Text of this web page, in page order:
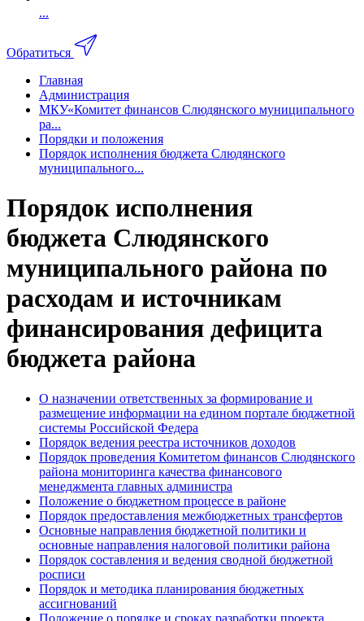
...
Обратиться
Главная
Администрация
МКУ«Комитет финансов Слюдянского муниципального
ра...
Порядки и положения
Порядок исполнения бюджета Слюдянского
муниципального...
Порядок исполнения
бюджета Слюдянского
муниципального района по
расходам и источникам
финансирования дефицита
бюджета района
О назначении ответственных за формирование и
размещение информации на едином портале бюджетной
системы Российской Федера
Порядок ведения реестра источников доходов
Порядок проведения Комитетом финансов Слюдянского
района мониторинга качества финансового
менеджмента главных администра
Положение о бюджетном процессе в районе
Порядок предоставления межбюджетных трансфертов
Основные направления бюджетной политики и
основные направления налоговой политики района
Порядок составления и ведения сводной бюджетной
росписи
Порядок и методика планирования бюджетных
ассигнований
Положение о порядке и сроках разработки проекта